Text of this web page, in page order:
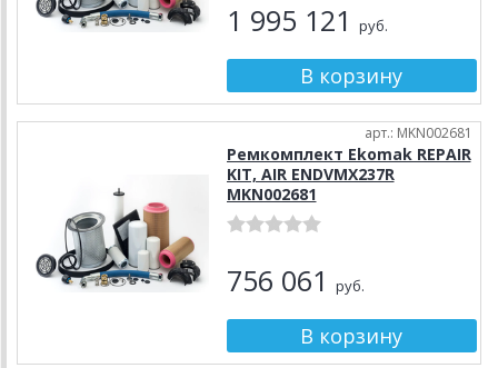
1 995 121 руб.
арт.: MKN002681
Ремкомплект Ekomak REPAIR
KIT, AIR ENDVMX237R
MKN002681
756 061 руб.